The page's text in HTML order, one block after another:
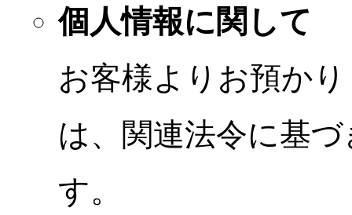
個人情報に関して
お客様よりお預か
は、関連法令に基
す。